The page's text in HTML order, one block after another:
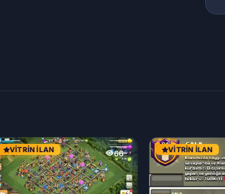
66
VITRIN İLAN VITRIN İLAN